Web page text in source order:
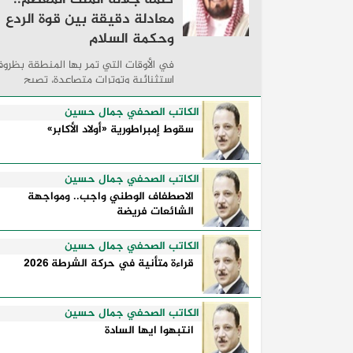
معادلة دقيقة بين قوة الردع
وحكمة السلام
في الأوقات التي تمر بها المنطقة
استثنائية وتوترات متصاعدة، تصبح
الكلمات السياسية أكثر من مجرد مواقف
معلنة؛ فهي تكشف طريقة تفكير الدول،
وكيفية إدارتها للأزمات، والحدود التي
تفصل بين القوة ...
الكاتب الصحفي جمال حسين
سقوط إمبراطورية «أولاد الأكابر»
الكاتب الصحفي جمال حسين
الاصطفاف الوطني واجب.. ومواجهة
الشائعات فريضة
الكاتب الصحفي جمال حسين
قراءة متأنية في حركة الشرطة 2026
الكاتب الصحفي جمال حسين
انتبهوا ايها السادة